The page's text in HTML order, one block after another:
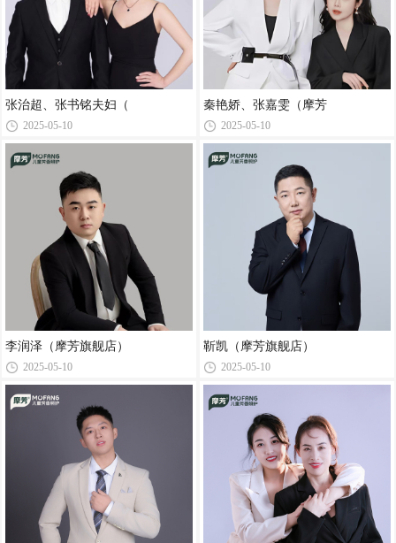
张治超、张书铭夫妇（
2025-05-10
李润泽（摩芳旗舰店）
2025-05-10
秦艳娇、张嘉雯（摩芳
2025-05-10
靳凯（摩芳旗舰店）
2025-05-10